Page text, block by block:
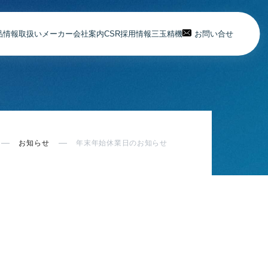
情報取扱いメーカー会社案内CSR採用情報三玉精機 お問い合せ
お知らせ 年末年始休業日のお知らせ